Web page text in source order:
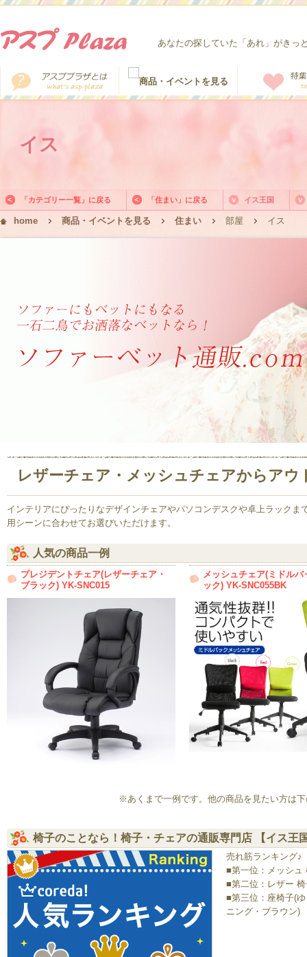
あなたの探していた「あれ」がきっ
イス
「カテゴリー一覧」に戻る 「住まい」に戻る イス王国
home 商品・イベントを見る 住まい 部屋 イス
レザーチェア・メッシュチェアからアウ
インテリアにぴったりなデザインチェアやパソコンデスクや卓上ラック
用シーンに合わせてお選びいただけます。
人気の商品一例
プレジデントチェア(レザーチェア・
ブラック) YK-SNC015
メッシュチェア(ミドルバ
ック) YK-SNC055BK
※あくまで一例です。他の商品を見たい方は
椅子のことなら！椅子・チェアの通販専門店 【イス王
売れ筋ランキング♪
■第一位：メッシュ
■第二位：レザー
■第三位：座椅子(
ニング・ブラウン)